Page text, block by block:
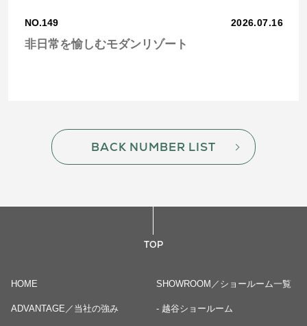
NO.149 2026.07.16
非日常を愉しむモダンリゾート
BACK NUMBER LIST
TOP
HOME
ADVANTAGE／当社の強み
SHOWROOM／ショールーム一覧
- 越谷ショールーム